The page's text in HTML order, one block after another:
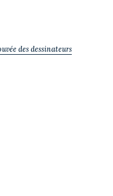
des dessinateurs